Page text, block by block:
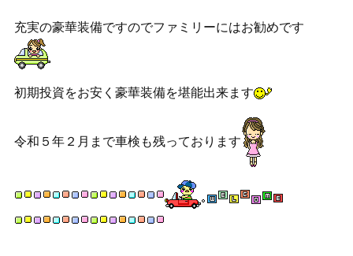
充実の豪華装備ですのでファミリーにはお勧めです
初期投資をお安く豪華装備を堪能出来ます
令和５年２月まで車検も残っております